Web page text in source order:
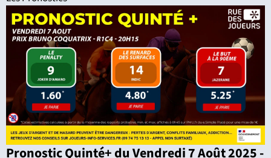
Pronostic Quinté+ du Vendredi 7 Août 2025 -